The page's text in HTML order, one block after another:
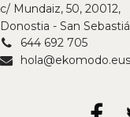
c/ Mundaiz, 50, 20012,
Donostia - San
644 692 705
hola@ekomodo.eus